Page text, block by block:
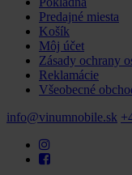
Predajné miesta
Košík
Môj účet
Zásady ochrany
Reklamácie
Všeobecné
info@vinumnobile.sk